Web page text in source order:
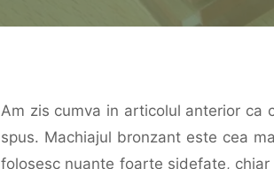
Am zis cumva in articolul anterior ca
spus. Machiajul bronzant este cea
folosesc nuante foarte sidefate,